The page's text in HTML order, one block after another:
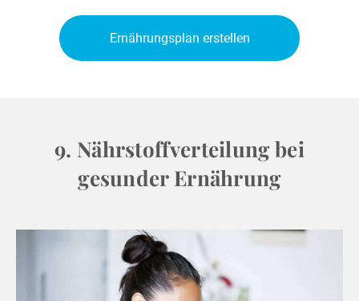
Ernährungsplan erstellen
9. Nährstoffverteilung bei
gesunder Ernährung